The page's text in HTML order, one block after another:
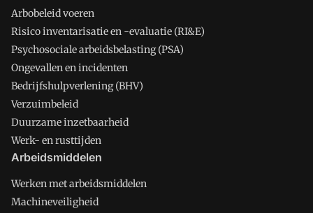
Arbobeleid voeren
Risico inventarisatie en -evaluatie (RI&E)
Psychosociale arbeidsbelasting (PSA)
Ongevallen en incidenten
Bedrijfshulpverlening (BHV)
Verzuimbeleid
Duurzame inzetbaarheid
Werk- en rusttijden
Arbeidsmiddelen
Werken met arbeidsmiddelen
Machineveiligheid